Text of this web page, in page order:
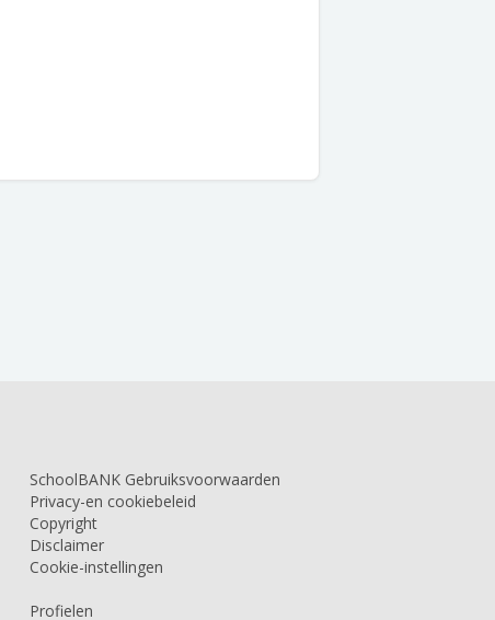
SchoolBANK Gebruiksvoorwaarden
Privacy-en cookiebeleid
Copyright
Disclaimer
Cookie-instellingen
Profielen